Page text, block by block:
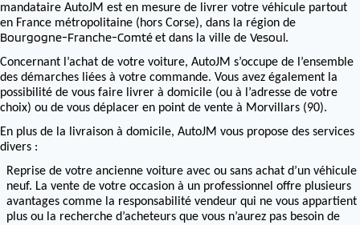
mandataire AutoJM est en mesure de livrer votre véhicule partout
en France métropolitaine (hors Corse), dans la région de
Bourgogne-Franche-Comtéet dans la ville de Vesoul.
Concernant l’achat de votre voiture, AutoJM s’occupe de l’ensemble
des démarches liées à votre commande. Vous avez également la
possibilité de vous faire livrer à domicile (ou à l’adresse de votre
choix) ou de vous déplacer en point de vente à Morvillars (90).
En plus de la livraison à domicile, AutoJM vous propose des services
divers :
Reprise de votre ancienne voiture avec ou sans achat d’un véhicule
neuf. La vente de votre occasion à un professionnel offre plusieurs
avantages comme la responsabilité vendeur qui ne vous appartient
plus ou la recherche d’acheteurs que vous n’aurez pas besoin de